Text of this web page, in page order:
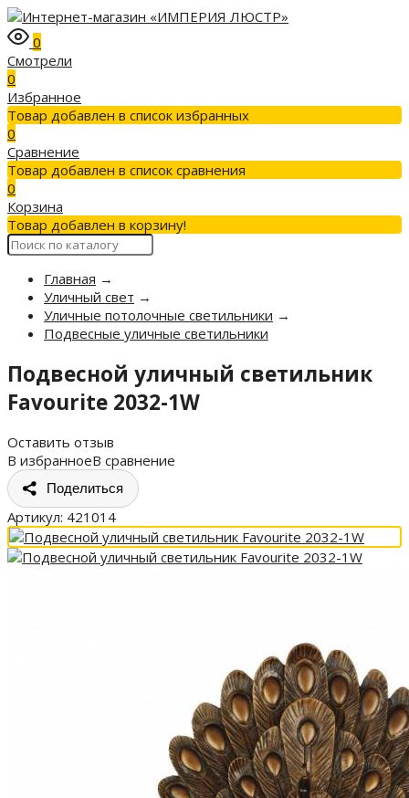
0
Смотрели
0
Избранное
Товар добавлен в список избранных
0
Сравнение
Товар добавлен в список сравнения
0
Корзина
Товар добавлен в корзину!
Главная →
Уличный свет →
Уличные потолочные светильники →
Подвесные уличные светильники
Подвесной уличный светильник
Favourite 2032-1W
Оставить отзыв
В избранноеВ сравнение
Поделиться
Артикул: 421014